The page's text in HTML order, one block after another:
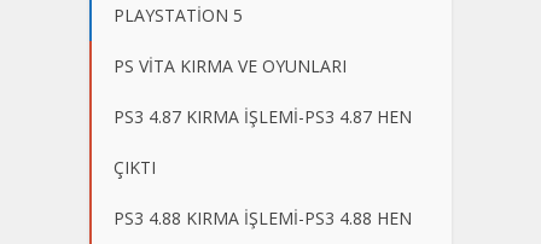
PLAYSTATİON 5
PS VİTA KIRMA VE OYUNLARI
PS3 4.87 KIRMA İŞLEMİ-PS3 4.87 HEN
ÇIKTI
PS3 4.88 KIRMA İŞLEMİ-PS3 4.88 HEN